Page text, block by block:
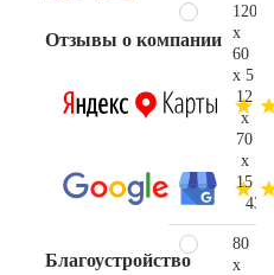
Отзывы о компании
Благоустройство
120
x
60
x 5
12
x
70
x
15
80
x